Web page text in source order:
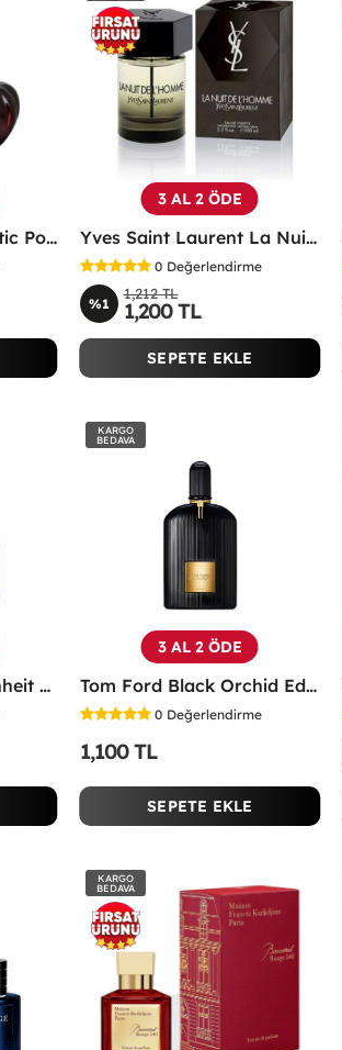
Christian Dior Hypnotic Poison EDP 100 ML Kadın Parfüm - CDHP
3 AL 2 ÖDE
Yves Saint Laurent La Nuit De L'Homme Edt 100 ML Erkek Parfüm - YSNL
0 Değerlendirme
%1
1,212 TL
1,200 TL
SEPETE EKLE
Christian Dior Fahrenheit EDT 100 ML Erkek Parfüm - CDFE
KARGO
BEDAVA
3 AL 2 ÖDE
Tom Ford Black Orchid Edp 100 ML Unisex Parfüm - TFBO
0 Değerlendirme
1,100 TL
SEPETE EKLE
KARGO
BEDAVA